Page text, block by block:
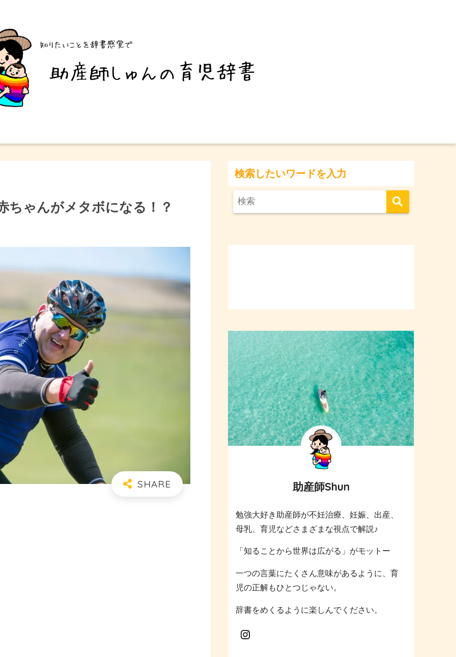
ちゃんがメタボになる！？
検索したいワードを入力
助産師Shun
勉強大好き助産師が不妊治療、妊娠、出産、
母乳、育児などさまざまな視点で解説♪
「知ることから世界は広がる」がモットー
一つの言葉にたくさん意味があるように、育
児の正解もひとつじゃない。
辞書をめくるように楽しんでください。